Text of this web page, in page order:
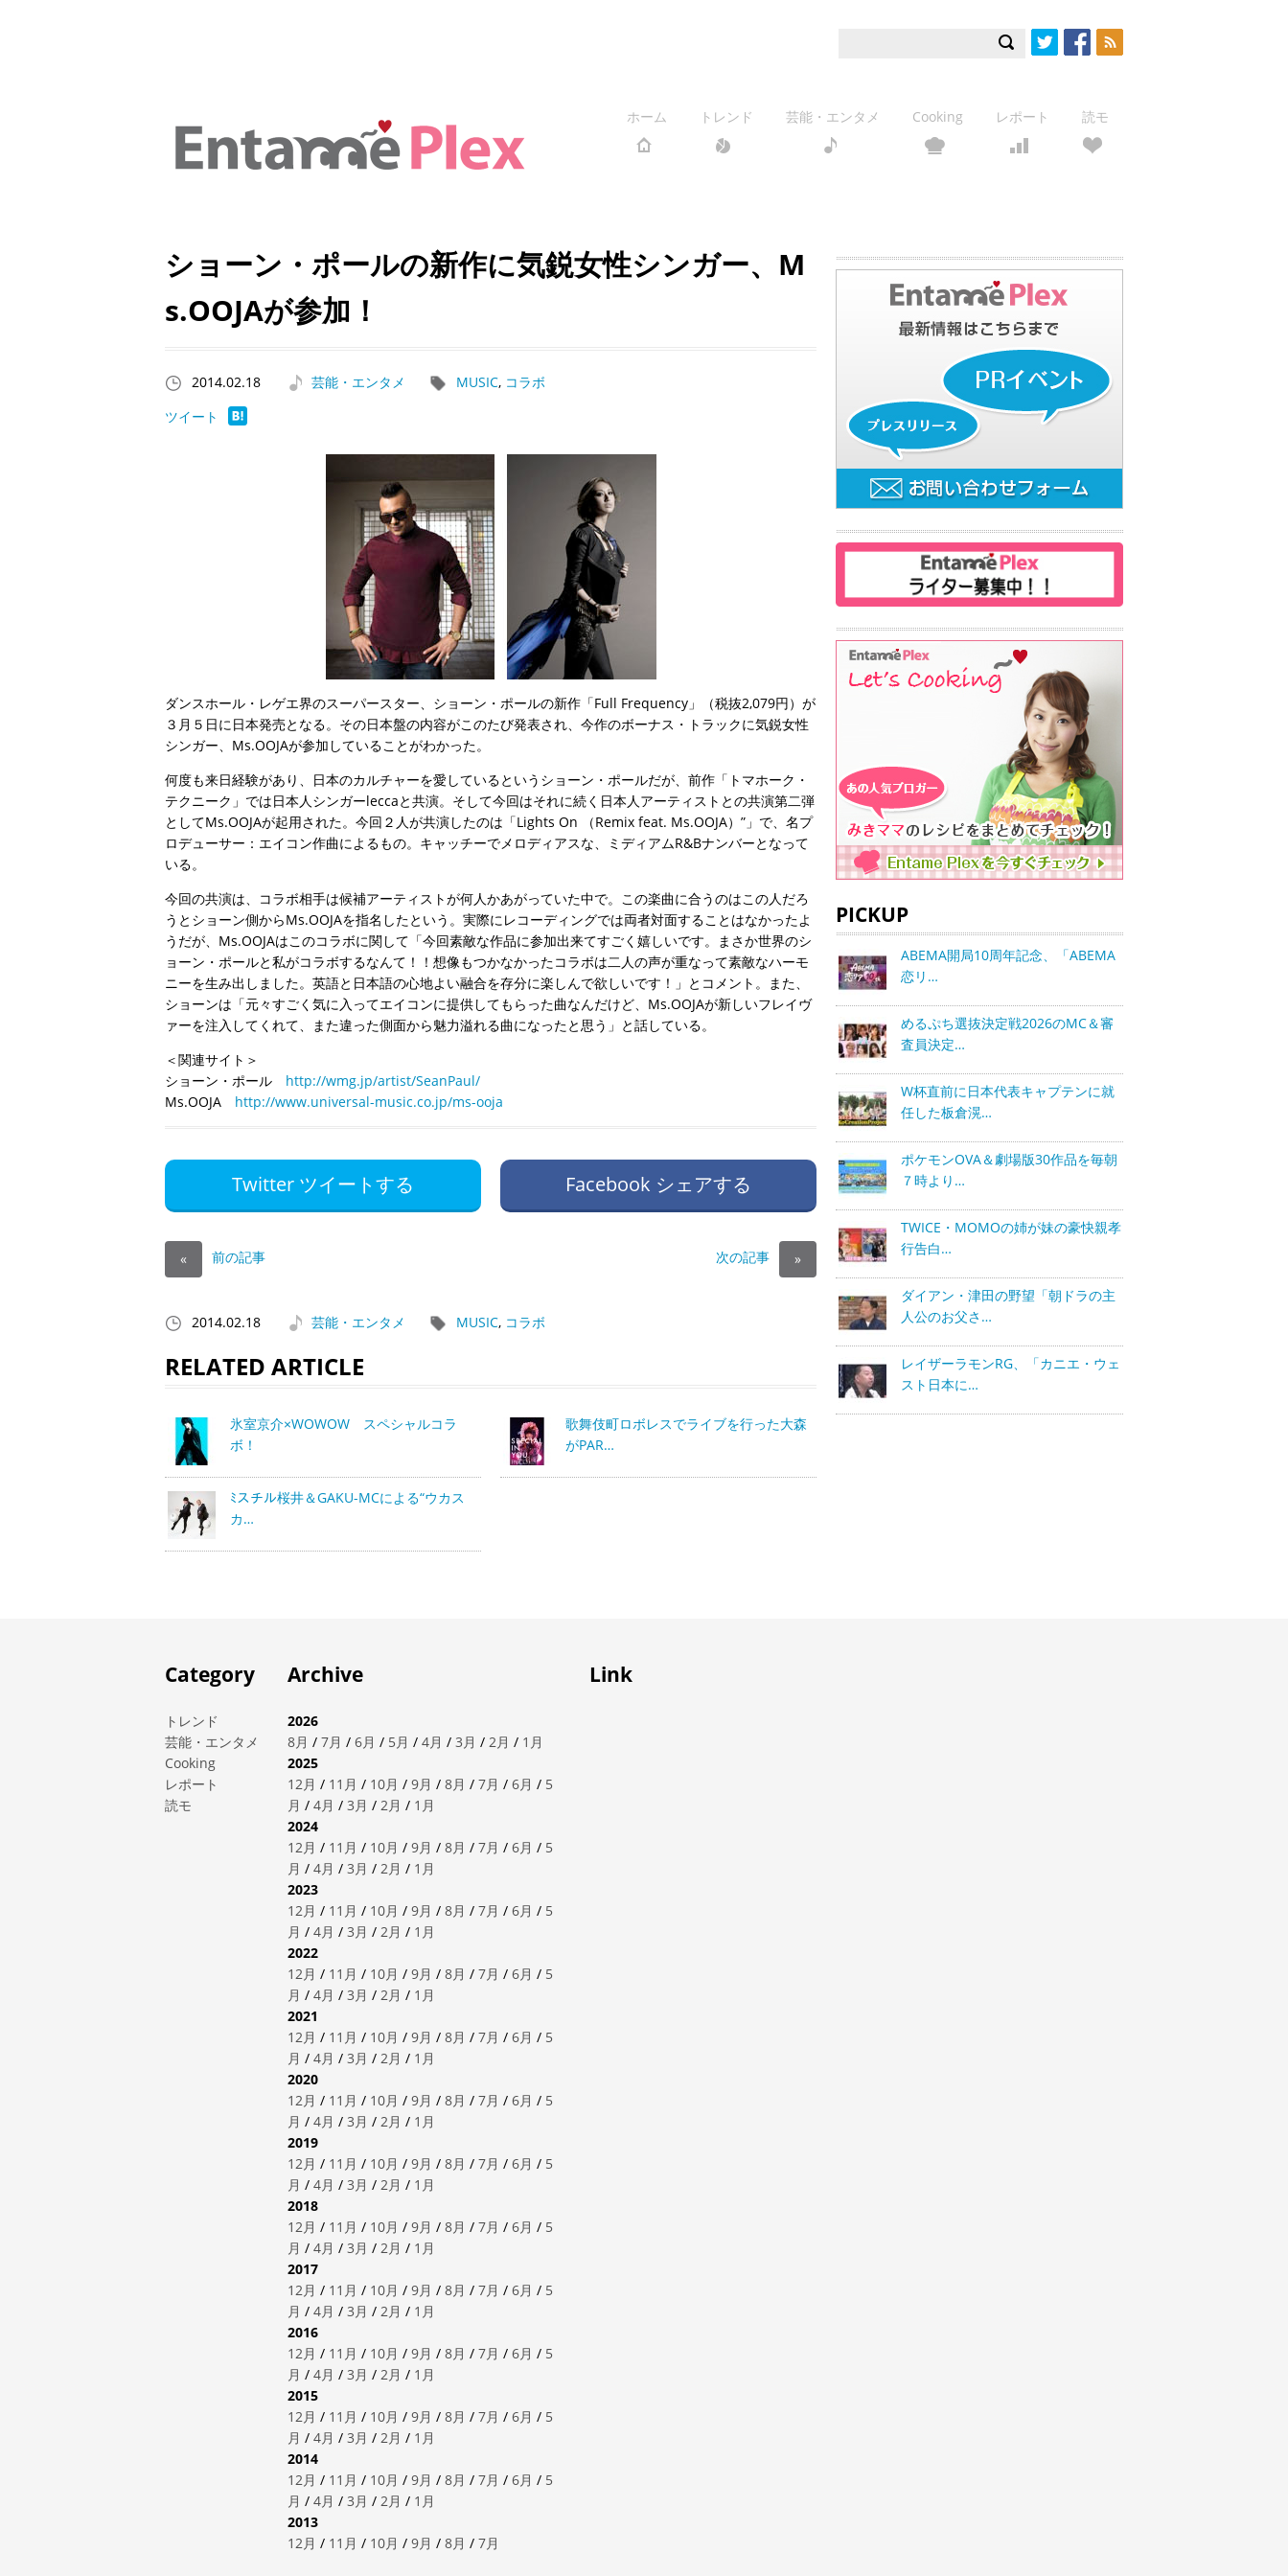
ホーム トレンド 芸能・エンタメ Cooking レポート 読モ
ショーン・ポールの新作に気鋭女性シンガー、M
s.OOJAが参加！
2014.02.18 芸能・エンタメ MUSIC, コラボ
ツイート
ダンスホール・レゲエ界のスーパースター、ショーン・ポールの新作「Full Frequency」（税抜2,079円）が
３月５日に日本発売となる。その日本盤の内容がこのたび発表され、今作のボーナス・トラックに気鋭女性
シンガー、Ms.OOJAが参加していることがわかった。
何度も来日経験があり、日本のカルチャーを愛しているというショーン・ポールだが、前作「トマホーク・
テクニーク」では日本人シンガーleccaと共演。そして今回はそれに続く日本人アーティストとの共演第二弾
としてMs.OOJAが起用された。今回２人が共演したのは「Lights On （Remix feat. Ms.OOJA）”」で、名プ
ロデューサー：エイコン作曲によるもの。キャッチーでメロディアスな、ミディアムR&Bナンバーとなって
いる。
今回の共演は、コラボ相手は候補アーティストが何人かあがっていた中で。この楽曲に合うのはこの人だろ
うとショーン側からMs.OOJAを指名したという。実際にレコーディングでは両者対面することはなかったよ
うだが、Ms.OOJAはこのコラボに関して「今回素敵な作品に参加出来てすごく嬉しいです。まさか世界のシ
ョーン・ポールと私がコラボするなんて！！想像もつかなかったコラボは二人の声が重なって素敵なハーモ
ニーを生み出しました。英語と日本語の心地よい融合を存分に楽しんで欲しいです！」とコメント。また、
ショーンは「元々すごく気に入ってエイコンに提供してもらった曲なんだけど、Ms.OOJAが新しいフレイヴ
ァーを注入してくれて、また違った側面から魅力溢れる曲になったと思う」と話している。
＜関連サイト＞
ショーン・ポール http://wmg.jp/artist/SeanPaul/
Ms.OOJA http://www.universal-music.co.jp/ms-ooja
Twitter ツイートする Facebook シェアする
« 前の記事 次の記事 »
2014.02.18 芸能・エンタメ MUSIC, コラボ
RELATED ARTICLE
氷室京介×WOWOW スペシャルコラ
ボ！
歌舞伎町ロボレスでライブを行った大森
がPAR…
ﾐスチル桜井＆GAKU-MCによる“ウカス
カ…
PICKUP
ABEMA開局10周年記念、「ABEMA
恋リ…
めるぷち選抜決定戦2026のMC＆審
査員決定…
W杯直前に日本代表キャプテンに就
任した板倉滉…
ポケモンOVA＆劇場版30作品を毎朝
７時より…
TWICE・MOMOの姉が妹の豪快親孝
行告白…
ダイアン・津田の野望「朝ドラの主
人公のお父さ…
レイザーラモンRG、「カニエ・ウェ
スト日本に…
Category
トレンド
芸能・エンタメ
Cooking
レポート
読モ
Archive
2026
8月 / 7月 / 6月 / 5月 / 4月 / 3月 / 2月 / 1月
2025
12月 / 11月 / 10月 / 9月 / 8月 / 7月 / 6月 / 5
月 / 4月 / 3月 / 2月 / 1月
2024
12月 / 11月 / 10月 / 9月 / 8月 / 7月 / 6月 / 5
月 / 4月 / 3月 / 2月 / 1月
2023
12月 / 11月 / 10月 / 9月 / 8月 / 7月 / 6月 / 5
月 / 4月 / 3月 / 2月 / 1月
2022
12月 / 11月 / 10月 / 9月 / 8月 / 7月 / 6月 / 5
月 / 4月 / 3月 / 2月 / 1月
2021
12月 / 11月 / 10月 / 9月 / 8月 / 7月 / 6月 / 5
月 / 4月 / 3月 / 2月 / 1月
2020
12月 / 11月 / 10月 / 9月 / 8月 / 7月 / 6月 / 5
月 / 4月 / 3月 / 2月 / 1月
2019
12月 / 11月 / 10月 / 9月 / 8月 / 7月 / 6月 / 5
月 / 4月 / 3月 / 2月 / 1月
2018
12月 / 11月 / 10月 / 9月 / 8月 / 7月 / 6月 / 5
月 / 4月 / 3月 / 2月 / 1月
2017
12月 / 11月 / 10月 / 9月 / 8月 / 7月 / 6月 / 5
月 / 4月 / 3月 / 2月 / 1月
2016
12月 / 11月 / 10月 / 9月 / 8月 / 7月 / 6月 / 5
月 / 4月 / 3月 / 2月 / 1月
2015
12月 / 11月 / 10月 / 9月 / 8月 / 7月 / 6月 / 5
月 / 4月 / 3月 / 2月 / 1月
2014
12月 / 11月 / 10月 / 9月 / 8月 / 7月 / 6月 / 5
月 / 4月 / 3月 / 2月 / 1月
2013
12月 / 11月 / 10月 / 9月 / 8月 / 7月
Link